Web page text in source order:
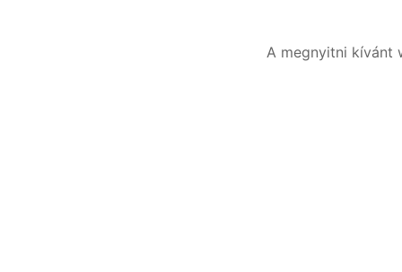
A megnyitni kívánt